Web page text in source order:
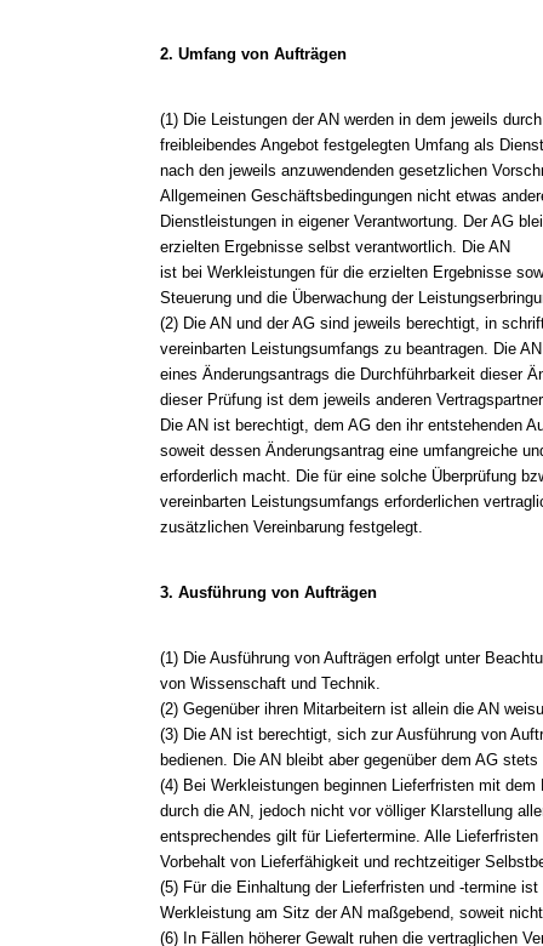
2. Umfang von Aufträgen
(1) Die Leistungen der AN werden in dem jeweils
freibleibendes Angebot festgelegten Umfang als
nach den jeweils anzuwendenden gesetzlichen
Allgemeinen Geschäftsbedingungen nicht etwas
Dienstleistungen in eigener Verantwortung. Der AG
erzielten Ergebnisse selbst verantwortlich. Die AN
ist bei Werkleistungen für die erzielten Ergebnisse
Steuerung und die Überwachung der
(2) Die AN und der AG sind jeweils berechtigt, in
vereinbarten Leistungsumfangs zu beantragen. Die
eines Änderungsantrags die Durchführbarkeit dieser
dieser Prüfung ist dem jeweils anderen
Die AN ist berechtigt, dem AG den ihr entstehenden
soweit dessen Änderungsantrag eine umfangreiche
erforderlich macht. Die für eine solche Überprüfung
vereinbarten Leistungsumfangs erforderlichen
zusätzlichen Vereinbarung festgelegt.
3. Ausführung von Aufträgen
(1) Die Ausführung von Aufträgen erfolgt unter
von Wissenschaft und Technik.
(2) Gegenüber ihren Mitarbeitern ist allein die AN
(3) Die AN ist berechtigt, sich zur Ausführung von
bedienen. Die AN bleibt aber gegenüber dem AG
(4) Bei Werkleistungen beginnen Lieferfristen mit
durch die AN, jedoch nicht vor völliger Klarstellung
entsprechendes gilt für Liefertermine. Alle
Vorbehalt von Lieferfähigkeit und rechtzeitiger
(5) Für die Einhaltung der Lieferfristen und -termine
Werkleistung am Sitz der AN maßgebend, soweit
(6) In Fällen höherer Gewalt ruhen die vertraglichen